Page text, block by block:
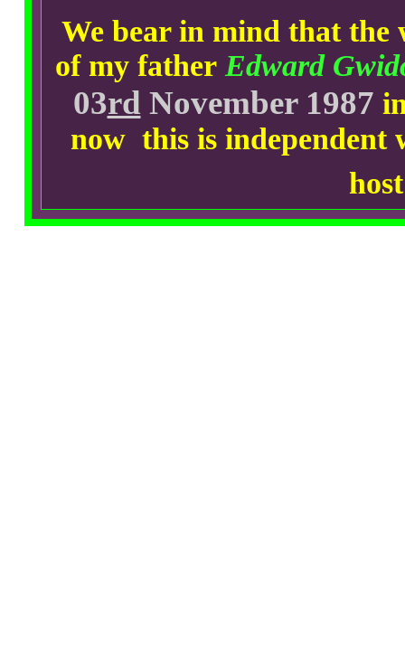
We bear in mind that the
of my father Edward
03rd November 1987
now this is independent